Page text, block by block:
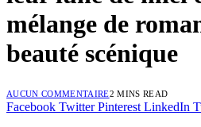
mélange de
beauté scénique
AUCUN COMMENTAIRE2 MINS READ
Facebook Twitter Pinterest LinkedIn